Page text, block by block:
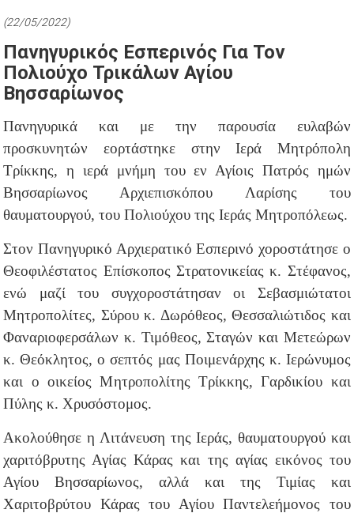
(22/05/2022)
Πανηγυρικός Εσπερινός Για Τον
Πολιούχο Τρικάλων Αγίου
Βησσαρίωνος
Πανηγυρικά και με την παρουσία ευλαβών
προσκυνητών εορτάστηκε στην Ιερά Μητρόπολη
Τρίκκης, η ιερά μνήμη του εν Αγίοις Πατρός ημών
Βησσαρίωνος Αρχιεπισκόπου Λαρίσης του
θαυματουργού, του Πολιούχου της Ιεράς Μητροπόλεως.
Στον Πανηγυρικό Αρχιερατικό Εσπερινό χοροστάτησε ο
Θεοφιλέστατος Επίσκοπος Στρατονικείας κ. Στέφανος,
ενώ μαζί του συγχοροστάτησαν οι Σεβασμιώτατοι
Μητροπολίτες, Σύρου κ. Δωρόθεος, Θεσσαλιώτιδος και
Φαναριοφερσάλων κ. Τιμόθεος, Σταγών και Μετεώρων
κ. Θεόκλητος, ο σεπτός μας Ποιμενάρχης κ. Ιερώνυμος
και ο οικείος Μητροπολίτης Τρίκκης, Γαρδικίου και
Πύλης κ. Χρυσόστομος.
Ακολούθησε η Λιτάνευση της Ιεράς, θαυματουργού και
χαριτόβρυτης Αγίας Κάρας και της αγίας εικόνος του
Αγίου Βησσαρίωνος, αλλά και της Τιμίας και
Χαριτοβρύτου Κάρας του Αγίου Παντελεήμονος του